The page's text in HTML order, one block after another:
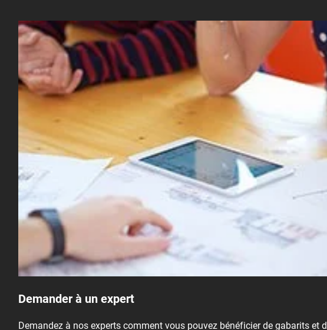
Demander à un expert
Demandez à nos experts comment vous pouvez bénéficier de gabarits et